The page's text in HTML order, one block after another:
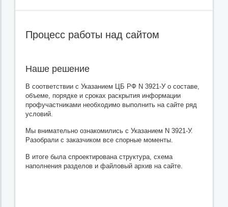
Процесс работы над сайтом
Наше решение
В соответствии с Указанием ЦБ РФ N 3921-У о составе,
объеме, порядке и сроках раскрытия информации
профучастниками необходимо выполнить на сайте ряд
условий.
Мы внимательно ознакомились с Указанием N 3921-У.
Разобрали с заказчиком все спорные моменты.
В итоге была спроектирована структура, схема
наполнения разделов и файловый архив на сайте.